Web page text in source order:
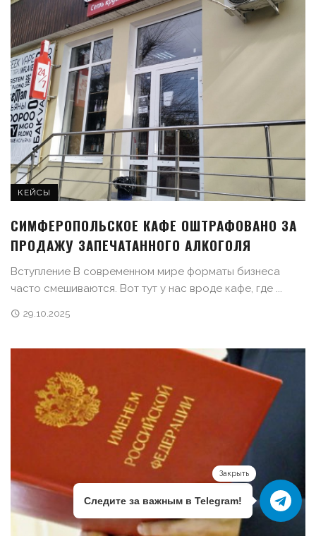
КЕЙСЫ
СИМФЕРОПОЛЬСКОЕ КАФЕ ОШТРАФОВАНО ЗА
ПРОДАЖУ ЗАПЕЧАТАННОГО АЛКОГОЛЯ
Вступление В современном мире форматы бизнеса
часто смешиваются. Вот тут у нас вроде кафе, где ...
29.10.2025
Закрыть
Следите за важным в Telegram!